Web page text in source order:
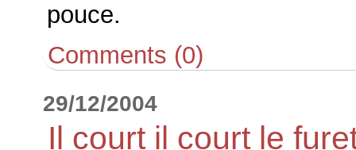
pouce.
Comments (0)
29/12/2004
Il court il court le